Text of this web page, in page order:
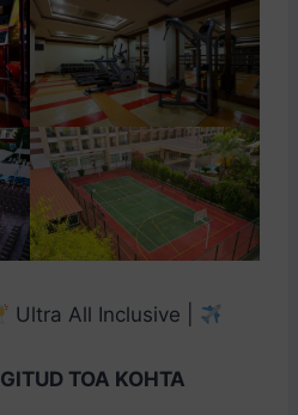
Ultra All Inclusive |
TOA KOHTA